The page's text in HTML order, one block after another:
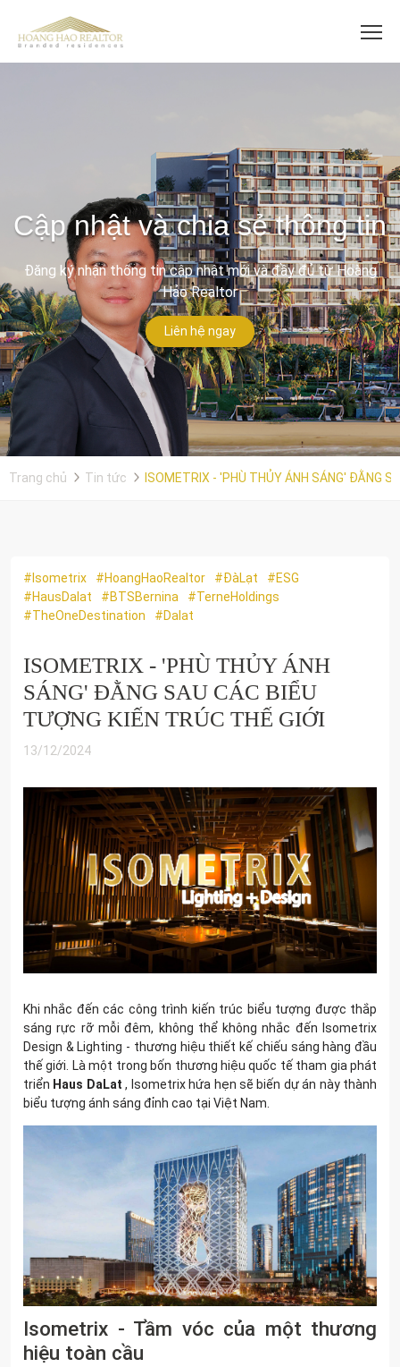
Cập nhật và chia sẻ thông tin
Đăng ký nhận thông tin cập nhật mới và đầy đủ từ Hoàng
Hảo Realtor
Liên hệ ngay
Trang chủ Tin tức ISOMETRIX - 'PHÙ THỦY ÁNH SÁNG' ĐẰNG
#Isometrix #HoangHaoRealtor #ĐàLạt
#ESG
#HausDalat
#BTSBernina
#TerneHoldings
#TheOneDestination
#Dalat
ISOMETRIX - 'PHÙ THỦY ÁNH
SÁNG' ĐẰNG SAU CÁC BIỂU
TƯỢNG KIẾN TRÚC THẾ GIỚI
13/12/2024
Khi nhắc đến các công trình kiến trúc biểu tượng được thắp
sáng rực rỡ mỗi đêm, không thể không nhắc đến Isometrix
Design & Lighting - thương hiệu thiết kế chiếu sáng hàng đầu
thế giới. Là một trong bốn thương hiệu quốc tế tham gia phát
triển Haus DaLat, Isometrix hứa hẹn sẽ biến dự án này thành
biểu tượng ánh sáng đỉnh cao tại Việt Nam.
Isometrix - Tầm vóc của một thương
hiệu toàn cầu